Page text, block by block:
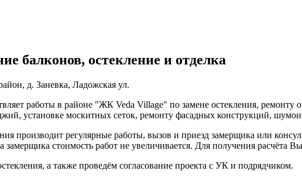
балконов, остекление и отделка
д. Заневка, Ладожская ул.
работы в районе "ЖК Veda Village" по замене остекления, ремонту
установке москитных сеток, ремонту фасадных конструкций,
производит регулярные работы, вызов и приезд замерщика или
стоимость работ не увеличивается. Для получения расчёта
а также проведём согласование проекта с УК и подрядчиком.